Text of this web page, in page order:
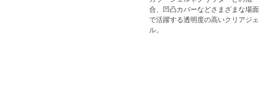
合、凹凸カバーなどさまざまな場面
で活躍する透明度の高いクリアジェ
ル。